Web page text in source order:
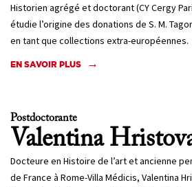
Historien agrégé et doctorant (CY Cergy
étudie l’origine des donations de S. M.
en tant que collections extra-européennes.
EN SAVOIR PLUS
Postdoctorante
Valentina
Docteure en Histoire de l’art et ancienne
de France à Rome-Villa Médicis, Valentina